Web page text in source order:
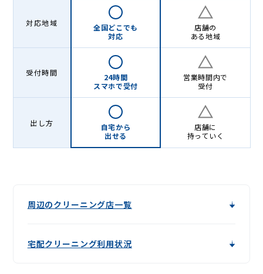
対応地域
全国どこでも
対応
店舗の
ある地域
受付時間
24時間
スマホで受付
営業時間内で
受付
出し方
自宅から
出せる
店舗に
持っていく
周辺のクリーニング店一覧
宅配クリーニング利用状況